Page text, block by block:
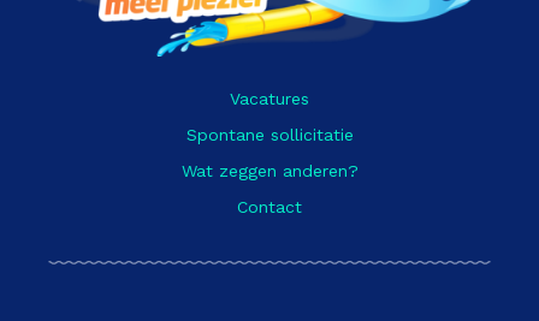
Vacatures
Spontane sollicitatie
Wat zeggen anderen?
Contact